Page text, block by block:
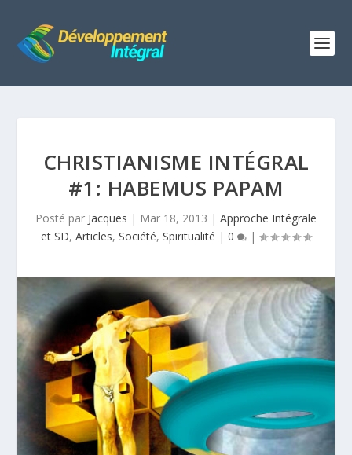
CHRISTIANISME INTÉGRAL
#1: HABEMUS PAPAM
Posté par Jacques | Mar 18, 2013 | Approche Intégrale
et SD, Articles, Société, Spiritualité | 0 |